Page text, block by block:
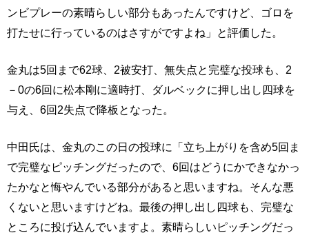
ンビプレーの素晴らしい部分もあったんですけど、ゴロを
打たせに行っているのはさすがですよね」と評価した。
金丸は5回まで62球、2被安打、無失点と完璧な投球も、2
－0の6回に松本剛に適時打、ダルベックに押し出し四球を
与え、6回2失点で降板となった。
中田氏は、金丸のこの日の投球に「立ち上がりを含め5回ま
で完璧なピッチングだったので、6回はどうにかできなかっ
たかなと悔やんでいる部分があると思いますね。そんな悪
くないと思いますけどね。最後の押し出し四球も、完璧な
ところに投げ込んでいますよ。素晴らしいピッチングだっ